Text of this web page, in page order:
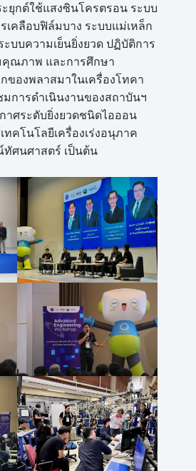
ะยุกต์ใช้แสงซินโครตรอน ระบบ
คลือบฟิล์มบาง ระบบแม่เหล็ก
ะบบความเย็นยิ่งยวด ปฏิบัติการ
คุณภาพ และการศึกษา
ของพลาสมาในเครื่องโทคา
มการดำเนินงานของสถาบันฯ
ศระดับยิ่งยวดชนิดไอออน
คโนโลยีเครื่องเร่งอนุภาค
ศนศาสตร์ เป็นต้น